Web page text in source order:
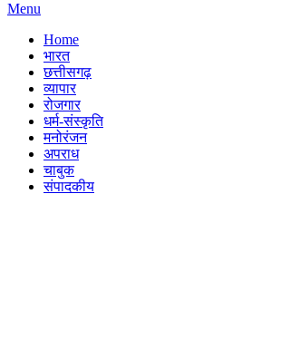
Menu
Home
भारत
छत्तीसगढ़
व्यापार
रोजगार
धर्म-संस्कृति
मनोरंजन
अपराध
चाबुक
संपादकीय